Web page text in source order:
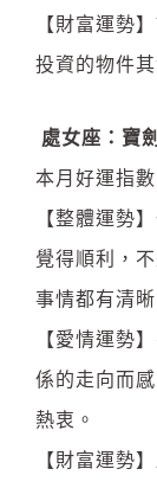
【財富運勢
投資的物件
處女座：寶
本月好運
【整體運勢
覺得順利，
事情都有清
【愛情運勢
係的走向而
熱衷。
【財富運勢